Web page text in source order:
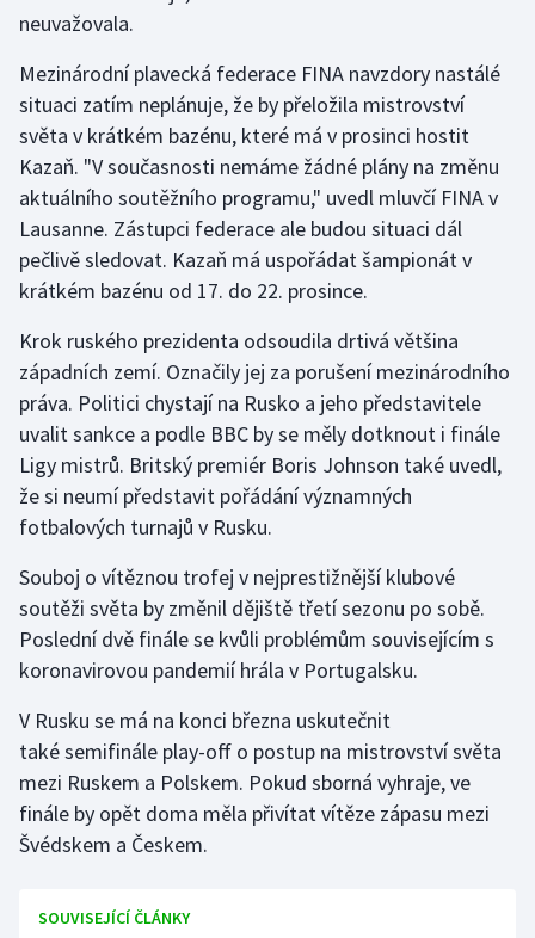
Házená
Jezdectví
Judo
Krasobruslení
Lezení
Lyže a snowboard
Moderní pětiboj
Motorsport
Olympijské hry
Parasport
Plavání
Plážový volejbal
Rychlobruslení
Rychlostní kanoistika
neuvažovala.
Mezinárodní plavecká federace FINA navzdory nastálé
situaci zatím neplánuje, že by přeložila mistrovství
světa v krátkém bazénu, které má v prosinci hostit
Kazaň. "V současnosti nemáme žádné plány na změnu
aktuálního soutěžního programu," uvedl mluvčí FINA v
Lausanne. Zástupci federace ale budou situaci dál
pečlivě sledovat. Kazaň má uspořádat šampionát v
krátkém bazénu od 17. do 22. prosince.
Krok ruského prezidenta odsoudila drtivá většina
západních zemí. Označily jej za porušení mezinárodního
práva. Politici chystají na Rusko a jeho představitele
uvalit sankce a podle BBC by se měly dotknout i finále
Ligy mistrů. Britský premiér Boris Johnson také uvedl,
že si neumí představit pořádání významných
fotbalových turnajů v Rusku.
Souboj o vítěznou trofej v nejprestižnější klubové
soutěži světa by změnil dějiště třetí sezonu po sobě.
Poslední dvě finále se kvůli problémům souvisejícím s
koronavirovou pandemií hrála v Portugalsku.
V Rusku se má na konci března uskutečnit
také semifinále play-off o postup na mistrovství světa
mezi Ruskem a Polskem. Pokud sborná vyhraje, ve
finále by opět doma měla přivítat vítěze zápasu mezi
Švédskem a Českem.
SOUVISEJÍCÍ ČLÁNKY